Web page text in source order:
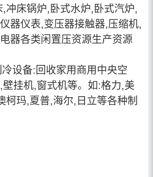
冲床锅炉,卧式水炉,卧式汽炉,
器仪表,变压器接触器,压缩机,
器各类闲置压资源生产资源
设备:回收家用商用中央空
挂机,窗式机等。如:格力,美
柯玛,夏普,海尔,日立等各种制